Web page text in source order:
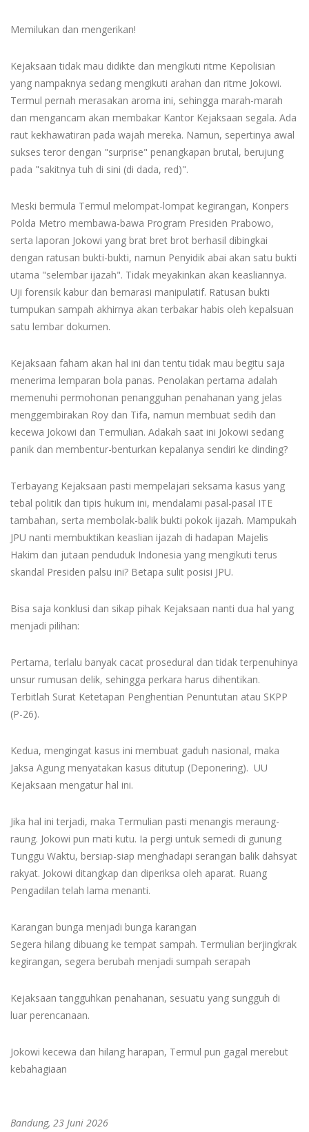
Memilukan dan mengerikan!
Kejaksaan tidak mau didikte dan mengikuti ritme Kepolisian
yang nampaknya sedang mengikuti arahan dan ritme Jokowi.
Termul pernah merasakan aroma ini, sehingga marah-marah
dan mengancam akan membakar Kantor Kejaksaan segala. Ada
raut kekhawatiran pada wajah mereka. Namun, sepertinya awal
sukses teror dengan "surprise" penangkapan brutal, berujung
pada "sakitnya tuh di sini (di dada, red)".
Meski bermula Termul melompat-lompat kegirangan, Konpers
Polda Metro membawa-bawa Program Presiden Prabowo,
serta laporan Jokowi yang brat bret brot berhasil dibingkai
dengan ratusan bukti-bukti, namun Penyidik abai akan satu bukti
utama "selembar ijazah". Tidak meyakinkan akan keasliannya.
Uji forensik kabur dan bernarasi manipulatif. Ratusan bukti
tumpukan sampah akhirnya akan terbakar habis oleh kepalsuan
satu lembar dokumen.
Kejaksaan faham akan hal ini dan tentu tidak mau begitu saja
menerima lemparan bola panas. Penolakan pertama adalah
memenuhi permohonan penangguhan penahanan yang jelas
menggembirakan Roy dan Tifa, namun membuat sedih dan
kecewa Jokowi dan Termulian. Adakah saat ini Jokowi sedang
panik dan membentur-benturkan kepalanya sendiri ke dinding?
Terbayang Kejaksaan pasti mempelajari seksama kasus yang
tebal politik dan tipis hukum ini, mendalami pasal-pasal ITE
tambahan, serta membolak-balik bukti pokok ijazah. Mampukah
JPU nanti membuktikan keaslian ijazah di hadapan Majelis
Hakim dan jutaan penduduk Indonesia yang mengikuti terus
skandal Presiden palsu ini? Betapa sulit posisi JPU.
Bisa saja konklusi dan sikap pihak Kejaksaan nanti dua hal yang
menjadi pilihan:
Pertama, terlalu banyak cacat prosedural dan tidak terpenuhinya
unsur rumusan delik, sehingga perkara harus dihentikan.
Terbitlah Surat Ketetapan Penghentian Penuntutan atau SKPP
(P-26).
Kedua, mengingat kasus ini membuat gaduh nasional, maka
Jaksa Agung menyatakan kasus ditutup (Deponering). UU
Kejaksaan mengatur hal ini.
Jika hal ini terjadi, maka Termulian pasti menangis meraung-
raung. Jokowi pun mati kutu. Ia pergi untuk semedi di gunung
Tunggu Waktu, bersiap-siap menghadapi serangan balik dahsyat
rakyat. Jokowi ditangkap dan diperiksa oleh aparat. Ruang
Pengadilan telah lama menanti.
Karangan bunga menjadi bunga karangan
Segera hilang dibuang ke tempat sampah. Termulian berjingkrak
kegirangan, segera berubah menjadi sumpah serapah
Kejaksaan tangguhkan penahanan, sesuatu yang sungguh di
luar perencanaan.
Jokowi kecewa dan hilang harapan, Termul pun gagal merebut
kebahagiaan
Bandung, 23 Juni 2026